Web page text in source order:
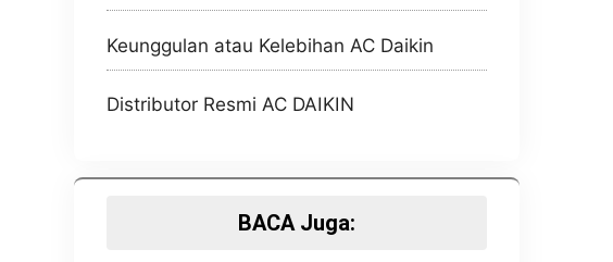
Keunggulan atau Kelebihan AC Daikin
Distributor Resmi AC DAIKIN
BACA Juga: